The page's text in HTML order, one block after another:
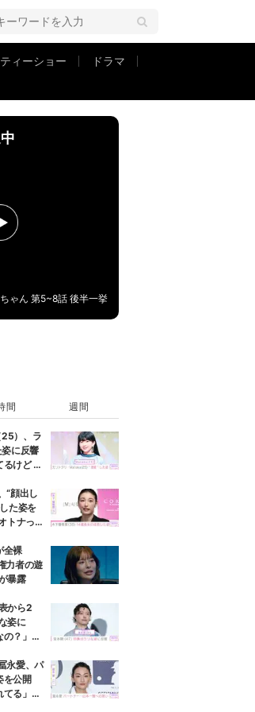
ィーショー
ドラマ
ぎ」「おしゃれ」と話題に
ゃん 第5~8話 後半一挙
間 週間
）、ラ
姿に反響
るけど 最
“顔出し
た姿を
トナっぽ
全裸
力者の遊
暴露
から2
姿に
の？」な
永愛、パ
を公開
てる」感